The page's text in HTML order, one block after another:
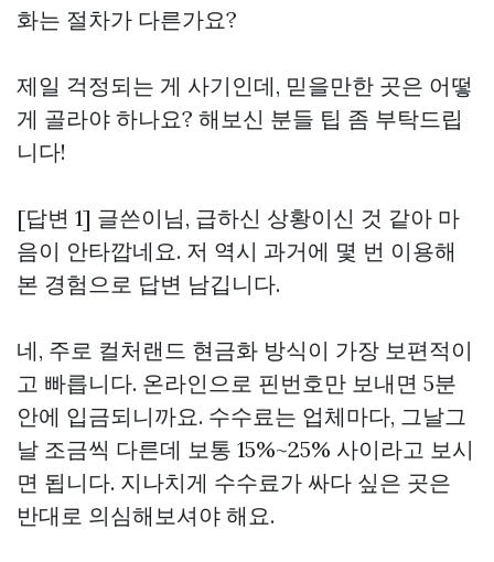
화는 절차가 다른가요?
제일 걱정되는 게 사기인데, 믿을만한 곳은 어떻
게 골라야 하나요? 해보신 분들 팁 좀 부탁드립
니다!
[답변 1] 글쓴이님, 급하신 상황이신 것 같아 마
음이 안타깝네요. 저 역시 과거에 몇 번 이용해
본 경험으로 답변 남깁니다.
네, 주로 컬처랜드 현금화 방식이 가장 보편적이
고 빠릅니다. 온라인으로 핀번호만 보내면 5분
안에 입금되니까요. 수수료는 업체마다, 그날그
날 조금씩 다른데 보통 15%~25% 사이라고 보시
면 됩니다. 지나치게 수수료가 싸다 싶은 곳은
반대로 의심해보셔야 해요.